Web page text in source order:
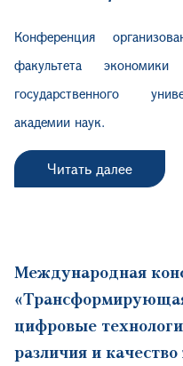
Конференция
факультета
государственного
академии наук.
Читать далее
Международная
цифровые
различия и